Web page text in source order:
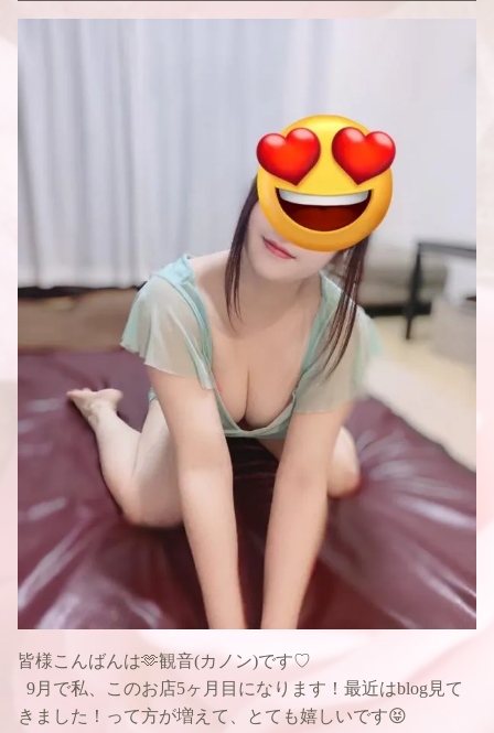
皆様こんばんは🫶観音(カノン)です♡
9月で私、このお店5ヶ月目になります！最近はblog見て
きました！って方が増えて、とても嬉しいです😝